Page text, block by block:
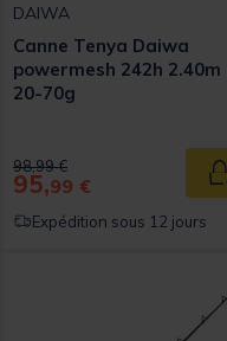
DAIWA
Canne Tenya Daiwa
powermesh 242h 2.40m
20-70g
Price reduced from
98,99 €to
95,99 €
Expédition sous 12 jours